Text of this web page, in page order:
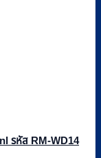
รหัส RM-WD14